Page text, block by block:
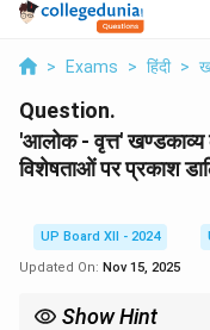
> Exams > हिंदी >
Question.
'आलोक - वृत्त' खण्डकाव्य
विशेषताओं पर प्रकाश
UP Board XII - 2024
Updated On: Nov 15, 2025
Show Hint